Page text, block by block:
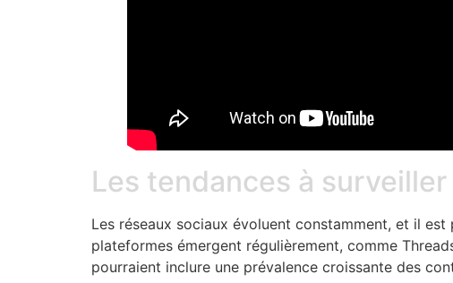
Les tendances à surveiller
Les réseaux sociaux évoluent constamment, et il
plateformes émergent régulièrement, comme
pourraient inclure une prévalence croissante des